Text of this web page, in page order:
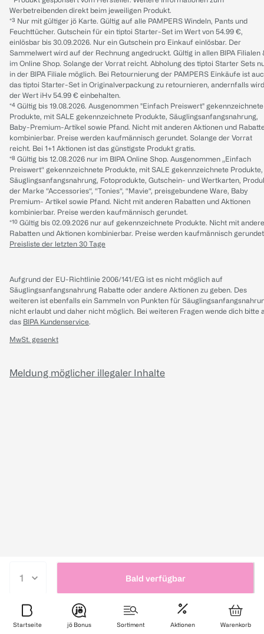
Bald verfügbar
Werbetreibenden direkt beim jeweiligen Produkt.
*³ Nur mit gültiger jö Karte. Gültig auf alle PAMPERS Windeln, Pants und
Feuchttücher. Gutschein für ein tiptoi Starter-Set im Wert von 54.99 €,
einlösbar bis 30.09.2026. Nur ein Gutschein pro Einkauf einlösbar. Der
Sammelwert wird auf der Rechnung angedruckt. Gültig in allen BIPA Filialen
im Online Shop. Solange der Vorrat reicht. Abholung des tiptoi Starter Sets
in der BIPA Filiale möglich. Bei Retournierung der PAMPERS Einkäufe ist
das tiptoi Starter-Set in Originalverpackung zu retournieren, andernfalls wird
der Wert iHv 54.99 € einbehalten.
*⁴ Gültig bis 19.08.2026. Ausgenommen "Einfach Preiswert" gekennzeichnete
Produkte, mit SALE gekennzeichnete Produkte, Säuglingsanfangsnahrung,
Baby-Premium-Artikel sowie Pfand. Nicht mit anderen Aktionen und
kombinierbar. Preise werden kaufmännisch gerundet. Solange der Vorrat
reicht. Bei 1+1 Aktionen ist das günstigste Produkt gratis.
*⁸ Gültig bis 12.08.2026 nur im BIPA Online Shop. Ausgenommen „Einfach
Preiswert“ gekennzeichnete Produkte, mit SALE gekennzeichnete Produkte,
Säuglingsanfangsnahrung, Fotoprodukte, Gutschein- und Wertkarten,
der Marke “Accessories“, “Tonies“, “Mavie“, preisgebundene Ware, Baby
Premium- Artikel sowie Pfand. Nicht mit anderen Rabatten und Aktionen
kombinierbar. Preise werden kaufmännisch gerundet.
*¹⁰ Gültig bis 02.09.2026 nur auf gekennzeichnete Produkte. Nicht mit
Rabatten und Aktionen kombinierbar. Preise werden kaufmännisch
Preisliste der letzten 30 Tage
Aufgrund der EU-Richtlinie 2006/141/EG ist es nicht möglich auf
Säuglingsanfangsnahrung Rabatte oder andere Aktionen zu geben. Des
weiteren ist ebenfalls ein Sammeln von Punkten für
nicht erlaubt und daher nicht möglich. Bei weiteren Fragen wende dich bitte
das BIPA Kundenservice.
MwSt. gesenkt
Meldung möglicher illegaler Inhalte
Startseite jö Bonus Sortiment Aktionen Warenkorb